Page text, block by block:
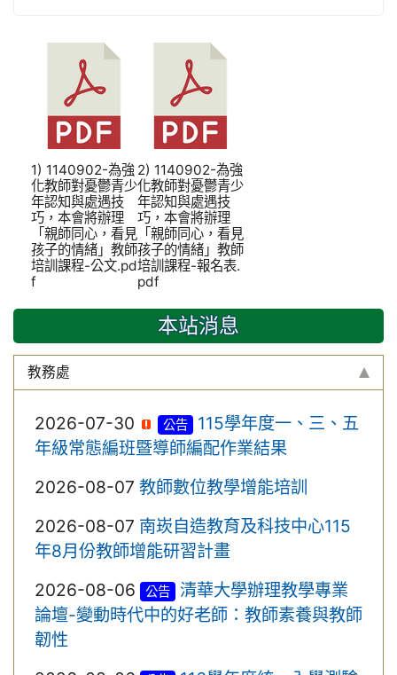
1) 1140902-為強
化教師對憂鬱青少
年認知與處遇技
巧，本會將辦理
「親師同心，看見
孩子的情緒」教師
培訓課程-公文.pd
f
2) 1140902-為強
化教師對憂鬱青少
年認知與處遇技
巧，本會將辦理
「親師同心，看見
孩子的情緒」教師
培訓課程-報名表.
pdf
本站消息
教務處
2026-07-30 公告
115學年度一、三、五
年級常態編班暨導師編配作業結果
2026-08-07 教師數位教學增能培訓
2026-08-07 南崁自造教育及科技中心115
年8月份教師增能研習計畫
2026-08-06
公告
清華大學辦理教學專業
論壇-變動時代中的好老師：教師素養與教師
韌性